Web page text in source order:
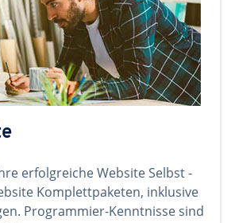
erfolgreiche Website Selbst -
Komplettpaketen, inklusive
Programmier-Kenntnisse sind